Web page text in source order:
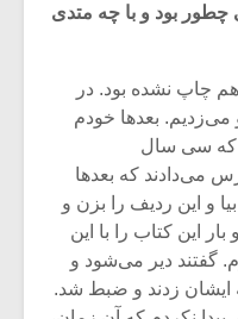
چطور بود و با چه متدی
چاپ نشده بود. در
بعدها خودم
که سی سال
می‌دادند که بعدها
و این ردیف را بزن و
این کتاب را با این
گفتند دیر می‌شود و
ایشان زدند و ضبط شد.